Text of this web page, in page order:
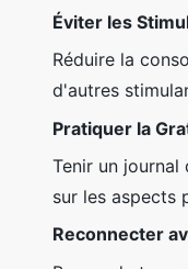
Éviter les
Réduire la
d'autres
Pratiquer la
Tenir un
sur les aspects
Reconnecter